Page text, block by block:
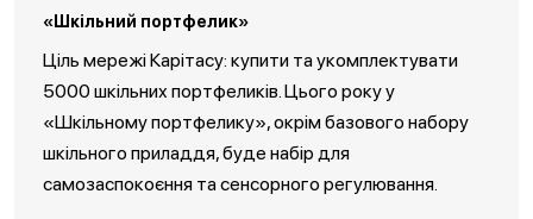
«Шкільний портфелик»
Ціль мережі Карітасу: купити та укомплектувати
5000 шкільних портфеликів. Цього року у
«Шкільному портфелику», окрім базового набору
шкільного приладдя, буде набір для
самозаспокоєння та сенсорного регулювання.